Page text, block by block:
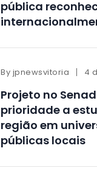
pública
By jpnewsvitoria 4
Projeto no
prioridade a
região em
públicas locais